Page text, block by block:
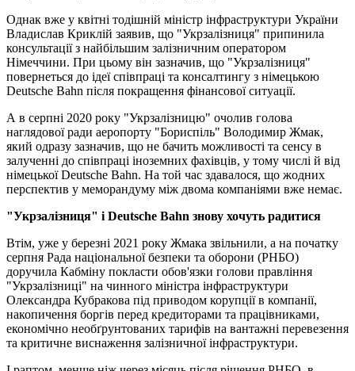
Однак вже у квітні тодішній міністр інфраструктури України
Владислав Криклій заявив, що "Укрзалізниця" припинила
консультації з найбільшим залізничним оператором
Німеччини. При цьому він зазначив, що "Укрзалізниця"
повернеться до ідеї співпраці та консалтингу з німецькою
Deutsche Bahn після покращення фінансової ситуації.
А в серпні 2020 року "Укрзалізницю" очолив голова
наглядової ради аеропорту "Бориспіль" Володимир Жмак,
який одразу зазначив, що не бачить можливості та сенсу в
залученні до співпраці іноземних фахівців, у тому числі й від
німецької Deutsche Bahn. На той час здавалося, що жодних
перспектив у меморандуму між двома компаніями вже немає.
"Укрзалізниця" і Deutsche Bahn знову хочуть радитися
Втім, уже у березні 2021 року Жмака звільнили, а на початку
серпня Рада національної безпеки та оборони (РНБО)
доручила Кабміну покласти обов'язки голови правління
"Укрзалізниці" на чинного міністра інфраструктури
Олександра Кубракова під приводом корупції в компанії,
накопичення боргів перед кредиторами та працівниками,
економічно необґрунтованих тарифів на вантажні перевезення
та критичне виснаження залізничної інфраструктури.